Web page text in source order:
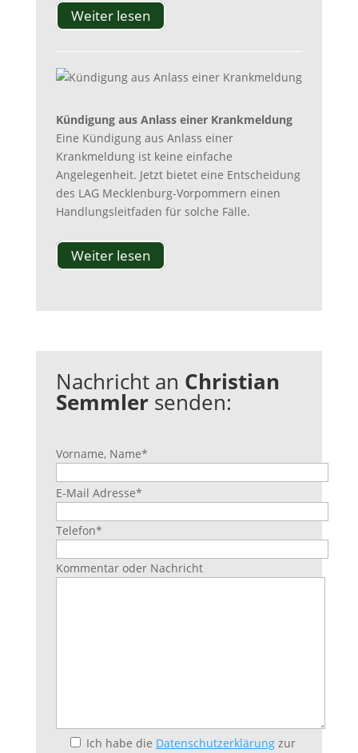
Weiter lesen
Kündigung aus Anlass einer Krankmeldung
Eine Kündigung aus Anlass einer
Krankmeldung ist keine einfache
Angelegenheit. Jetzt bietet eine Entscheidung
des LAG Mecklenburg-Vorpommern einen
Handlungsleitfaden für solche Fälle.
Weiter lesen
Nachricht an Christian
Semmlersenden:
Vorname, Name*
B
t
e
s
E-Mail Adresse*
Telefon*
Kommentar oder Nachricht
Ich habe die Datenschutzerklärungzur